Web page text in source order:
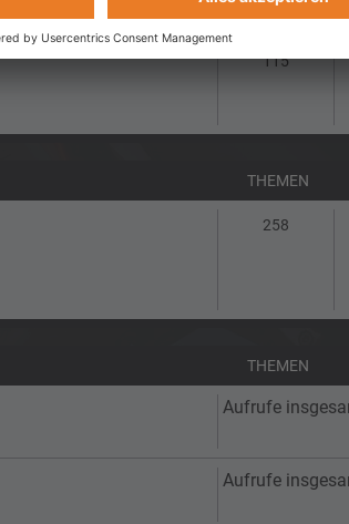
115Themen
THEMEN
258
THEMEN
Aufrufe
Aufrufe